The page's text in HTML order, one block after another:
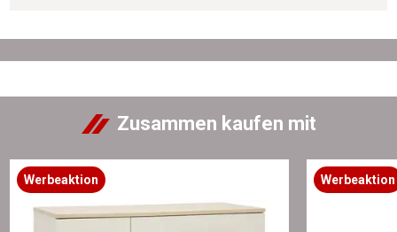
Zusammen kaufen mit
Werbeaktion Werbeaktion